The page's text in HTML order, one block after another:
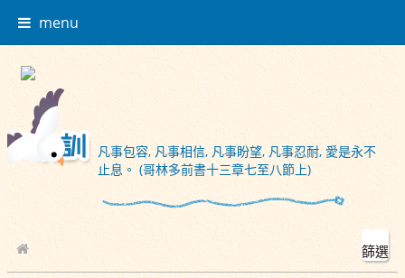
menu
凡事包容, 凡事相信, 凡事盼望, 凡事忍耐, 愛是永不
止息。 (哥林多前書十三章七至八節上)
篩選